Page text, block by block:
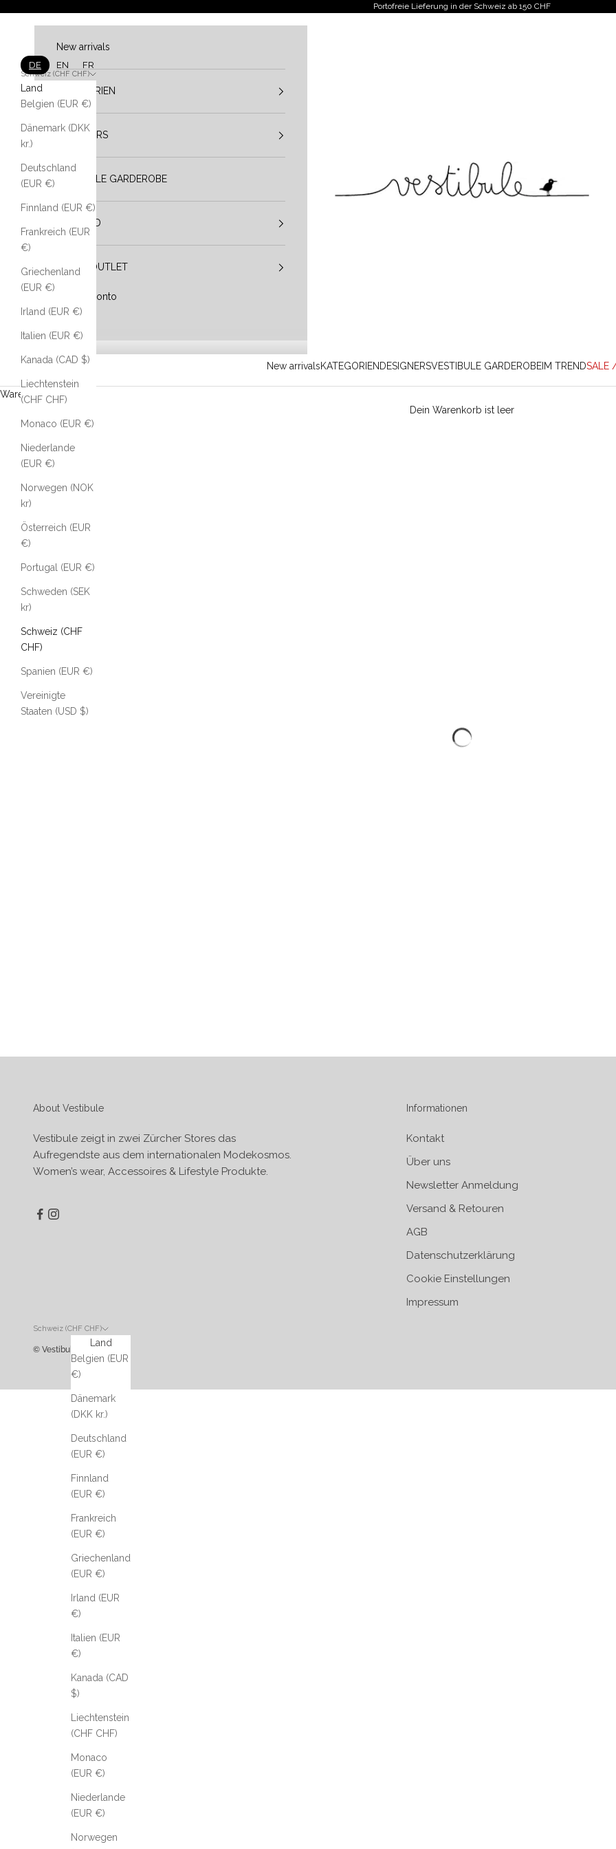
Portofreie Lieferung in der Schweiz ab 150 CHF
New arrivalsKATEGORIENDESIGNERSVESTIBULE GARDEROBEIM TRENDSALE
Schweiz (CHF CHF)
Land
Belgien (EUR €)
Dänemark (DKK
kr.)
Deutschland
(EUR €)
Finnland (EUR €)
Frankreich (EUR
€)
Griechenland
(EUR €)
Irland (EUR €)
Italien (EUR €)
Kanada (CAD $)
Liechtenstein
(CHF CHF)
Monaco (EUR €)
Niederlande
(EUR €)
Norwegen (NOK
kr)
Österreich (EUR
€)
Portugal (EUR €)
Schweden (SEK
kr)
Schweiz (CHF
CHF)
Spanien (EUR €)
Vereinigte
Staaten (USD $)
New arrivals
KATEGORIEN
DESIGNERS
VESTIBULE GARDEROBE
IM TREND
SALE / OUTLET
Mein Konto
Warenkorb
Dein Warenkorb ist leer
About Vestibule
Vestibule zeigt in zwei Zürcher Stores das
Aufregendste aus dem internationalen Modekosmos.
Women’s wear, Accessoires & Lifestyle Produkte.
Informationen
Kontakt
Über uns
Newsletter Anmeldung
Versand & Retouren
AGB
Datenschutzerklärung
Cookie Einstellungen
Impressum
Schweiz (CHF CHF)
Land
Belgien (EUR
€)
Dänemark
(DKK kr.)
Deutschland
(EUR €)
Finnland
(EUR €)
Frankreich
(EUR €)
Griechenland
(EUR €)
Irland (EUR
€)
Italien (EUR
€)
Kanada (CAD
$)
Liechtenstein
(CHF CHF)
Monaco
(EUR €)
Niederlande
(EUR €)
Norwegen
© Vestibule
DE EN FR